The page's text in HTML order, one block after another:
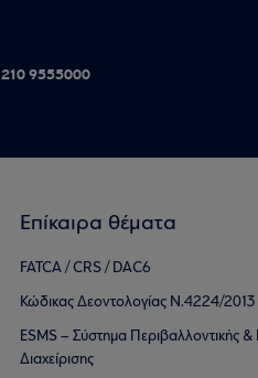
210 9555000
Επίκαιρα θέματα
FATCA / CRS / DAC6
Κώδικας Δεοντολογίας Ν.4224/2013
ESMS – Σύστημα Περιβαλλοντικής &
Διαχείρισης